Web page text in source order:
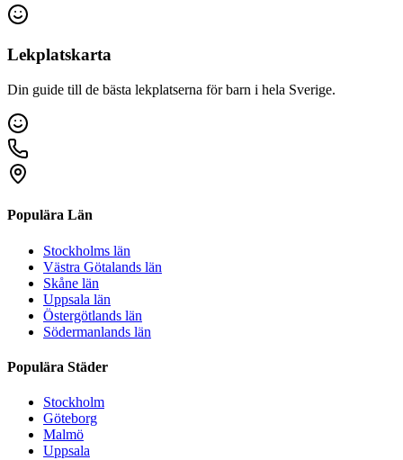
Lekplatskarta
Din guide till de bästa lekplatserna för barn i hela Sverige.
Populära Län
Stockholms län
Västra Götalands län
Skåne län
Uppsala län
Östergötlands län
Södermanlands län
Populära Städer
Stockholm
Göteborg
Malmö
Uppsala